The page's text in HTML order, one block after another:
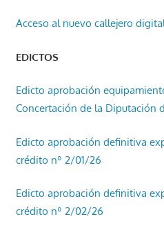
Acceso al nuevo callejero
EDICTOS
Edicto aprobación
Concertación de la Diputación
Edicto aprobación definitiva
crédito nº 2/01/26
Edicto aprobación definitiva
crédito nº 2/02/26